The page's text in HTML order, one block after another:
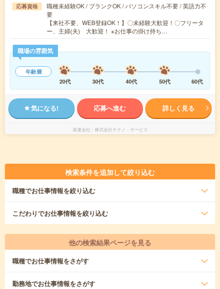
応募資格
職種未経験OK / ブランクOK / パソコンスキル不要 / 英語力不
要
【来社不要、WEB登録OK！】〇未経験大歓迎！〇フリータ
ー、主婦(夫) 大歓迎！ ※お仕事の掛け持ち…
職場の雰囲気
年齢層
20代
30代 40代 50代 60代
気になる! 応募へ進む 詳しく見る
派遣会社 株式会社テクノ・サービス
検索条件を追加して絞り込む
職種でお仕事情報を絞り込む
こだわりでお仕事情報を絞り込む
他の検索結果ページを見る
職種でお仕事情報をさがす
勤務地でお仕事情報をさがす